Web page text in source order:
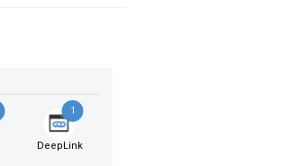
1
DeepLink